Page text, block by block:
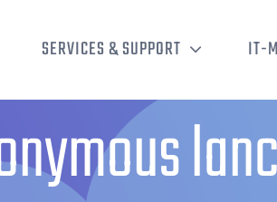
SERVICES & SUPPORT IT-